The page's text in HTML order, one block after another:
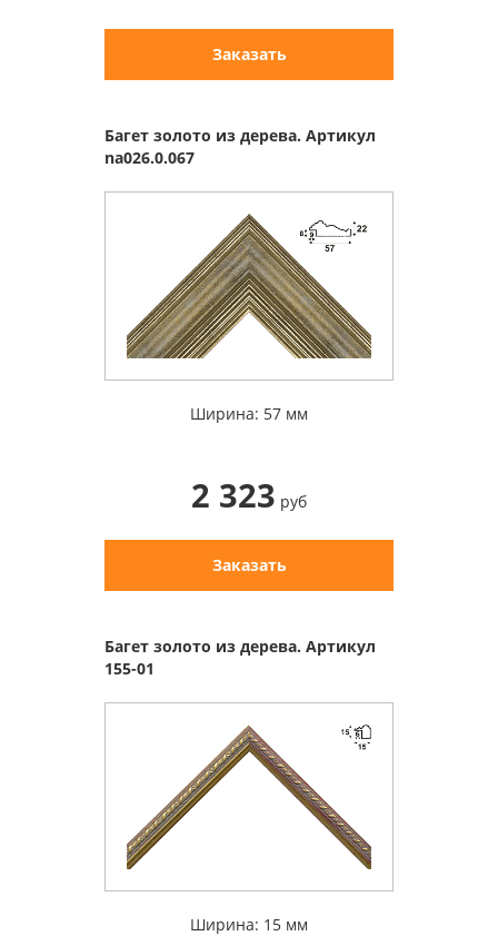
Заказать
Багет золото из дерева. Артикул
na026.0.067
Ширина: 57 мм
2 323 руб
Заказать
Багет золото из дерева. Артикул
155-01
Ширина: 15 мм